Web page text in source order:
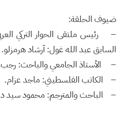
ضيوف الحلقة:
– رئيس ملتقى الحوار التركي
السابق عبد الله غول: آرشاد هرمزلو.
– الأستاذ الجامعي والباحث:
– الكاتب الفلسطيني: ماجد عزام.
– الباحث والمترجم: محمود سيد